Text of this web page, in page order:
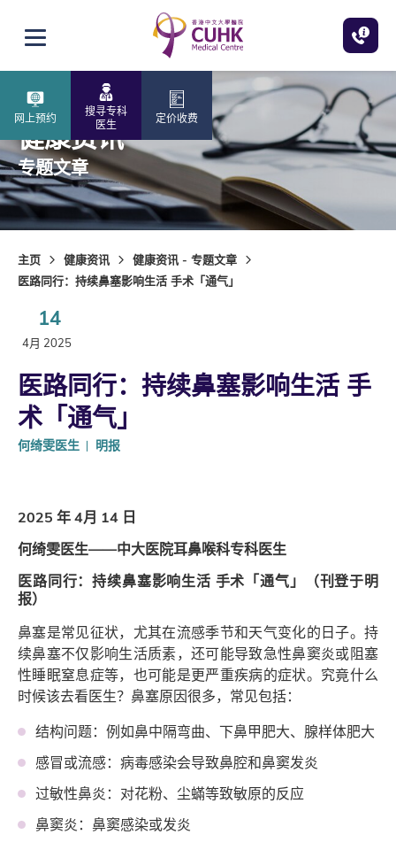
打开选单
网上预约
搜寻专科
医生
定价收费
健康资讯
专题文章
主页 健康资讯
健康资讯 - 专题文章
医路同行：持续鼻塞影响生活 手术「通气」
14
4月 2025
医路同行：持续鼻塞影响生活 手
术「通气」
何绮雯医生 明报
2025 年 4月 14 日
何绮雯医生——中大医院耳鼻喉科专科医生
医路同行：持续鼻塞影响生活 手术「通气」（刊登于明
报）
鼻塞是常见征状，尤其在流感季节和天气变化的日子。持
续鼻塞不仅影响生活质素，还可能导致急性鼻窦炎或阻塞
性睡眠窒息症等，也可能是更严重疾病的症状。究竟什么
时候该去看医生？鼻塞原因很多，常见包括：
结构问题：例如鼻中隔弯曲、下鼻甲肥大、腺样体肥大
感冒或流感：病毒感染会导致鼻腔和鼻窦发炎
过敏性鼻炎：对花粉、尘蟎等致敏原的反应
鼻窦炎：鼻窦感染或发炎